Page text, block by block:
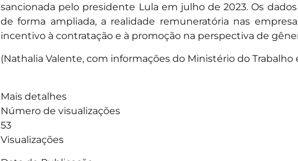
sancionada pelo presidente Lula em julho de 2023. Os
de forma ampliada, a realidade remuneratória nas
incentivo à contratação e à promoção na perspectiva de
(Nathalia Valente, com informações do Ministério do Trabalho
Mais detalhes
Número de visualizações
53
Visualizações